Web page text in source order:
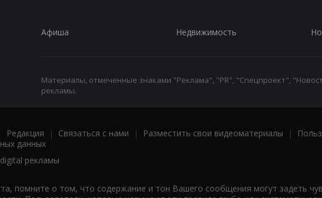
Афиша Недвижимость
Материалы, отмеченные знаками "Реклама", "PR", "Спецпроект",
рекламы.
Редакция | Связаться с нами | Разместить свои видеоматериалы |
данных
рекламы
помните о том, что содержание и тон Вашего сообщения могут задеть